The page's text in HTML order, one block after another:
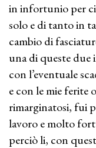
in infortunio per
solo e di tanto in
cambio di
una di queste
con l’eventuale
e con le mie ferite
rimarginatosi, fui
lavoro e molto
perciò li, con